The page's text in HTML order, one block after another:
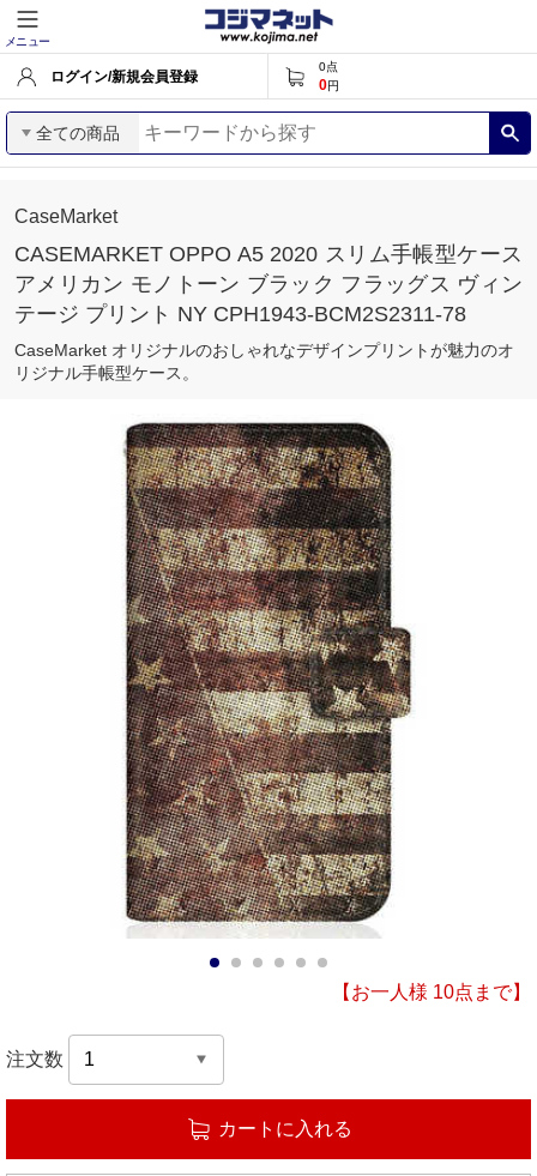
メニュー
ログイン/新規会員登録
0点
0円
全ての商品
CaseMarket
CASEMARKET OPPO A5 2020 スリム手帳型ケース
アメリカン モノトーン ブラック フラッグス ヴィン
テージ プリント NY CPH1943-BCM2S2311-78
CaseMarket オリジナルのおしゃれなデザインプリントが魅力のオ
リジナル手帳型ケース。
【お一人様 10点まで】
注文数
カートに入れる